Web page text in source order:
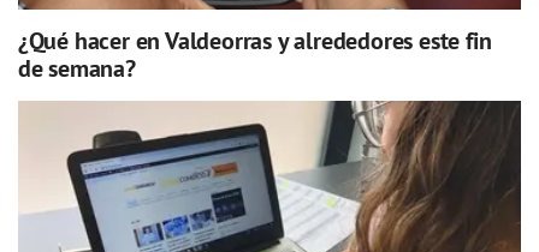
¿Qué hacer en Valdeorras y alrededores este fin
de semana?